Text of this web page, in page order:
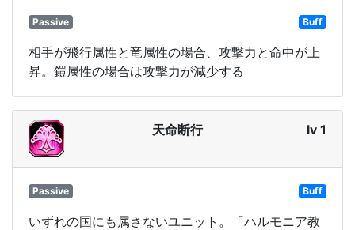
Passive Buff
相手が飛行属性と竜属性の場合、攻撃力と命中が上
昇。鎧属性の場合は攻撃力が減少する
天命断行 lv 1
Passive Buff
いずれの国にも属さないユニット。「ハルモニア教